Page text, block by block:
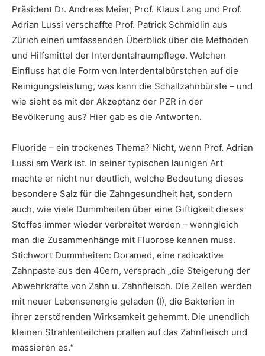
Präsident Dr. Andreas Meier, Prof. Klaus Lang und Prof.
Adrian Lussi verschaffte Prof. Patrick Schmidlin aus
Zürich einen umfassenden Überblick über die Methoden
und Hilfsmittel der Interdentalraumpflege. Welchen
Einfluss hat die Form von Interdentalbürstchen auf die
Reinigungsleistung, was kann die Schallzahnbürste – und
wie sieht es mit der Akzeptanz der PZR in der
Bevölkerung aus? Hier gab es die Antworten.
Fluoride – ein trockenes Thema? Nicht, wenn Prof. Adrian
Lussi am Werk ist. In seiner typischen launigen Art
machte er nicht nur deutlich, welche Bedeutung dieses
besondere Salz für die Zahngesundheit hat, sondern
auch, wie viele Dummheiten über eine Giftigkeit dieses
Stoffes immer wieder verbreitet werden – wenngleich
man die Zusammenhänge mit Fluorose kennen muss.
Stichwort Dummheiten: Doramed, eine radioaktive
Zahnpaste aus den 40ern, versprach „die Steigerung der
Abwehrkräfte von Zahn u. Zahnfleisch. Die Zellen werden
mit neuer Lebensenergie geladen (!), die Bakterien in
ihrer zerstörenden Wirksamkeit gehemmt. Die unendlich
kleinen Strahlenteilchen prallen auf das Zahnfleisch und
massieren es.“